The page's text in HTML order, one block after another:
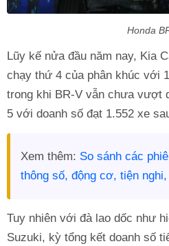
Honda
Lũy kế nửa đầu năm nay, Kia
chạy thứ 4 của phân khúc với
trong khi BR-V vẫn chưa vượt
5 với doanh số đạt 1.552 xe
Xem thêm: So sánh các
thông số, động cơ, tiện
Tuy nhiên với đà lao dốc như
Suzuki, kỳ tổng kết doanh số